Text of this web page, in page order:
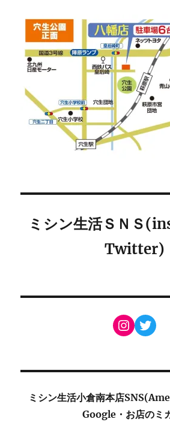
ミシン生活ＳＮＳ
Twitter)
ミシン生活小倉南本店
Google・お店のミ